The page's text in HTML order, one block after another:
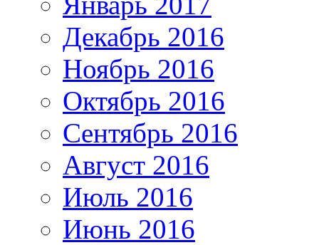
Декабрь 2016
Ноябрь 2016
Октябрь 2016
Сентябрь 2016
Август 2016
Июль 2016
Июнь 2016